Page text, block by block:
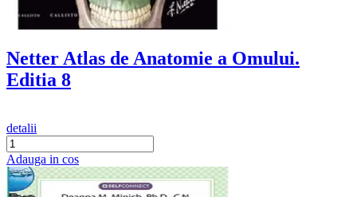
Netter Atlas de Anatomie a Omului.
Editia 8
detalii
Adauga in cos